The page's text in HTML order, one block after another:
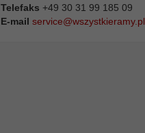
Telefaks +49 30 31 99 185 09
E-mail service@wszystkieramy.pl